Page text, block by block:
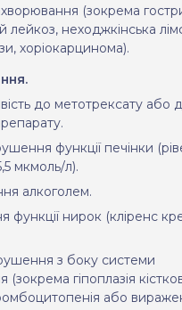
(зокрема
лейкоз, неходжкінська
хоріокарцинома).
до метотрексату або
функції печінки
мкмоль/л).
алкоголем.
нирок (кліренс
з боку системи
(зокрема гіпоплазія
або